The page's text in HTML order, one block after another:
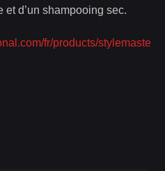
et d’un shampooing sec.
fr/products/stylemaste